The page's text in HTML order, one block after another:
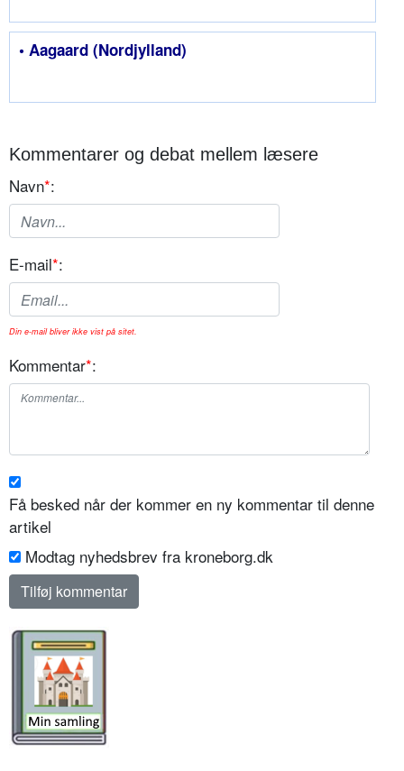
• Aagaard (Nordjylland)
Kommentarer og debat mellem læsere
Navn*:
E-mail*:
Din e-mail bliver ikke vist på sitet.
Kommentar*:
Få besked når der kommer en ny kommentar til denne
artikel
Modtag nyhedsbrev fra kroneborg.dk